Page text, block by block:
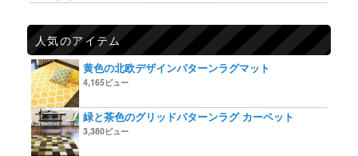
人気のアイテム
黄色の北欧デザインパターンラグマット
4,165ビュー
緑と茶色のグリッドパターンラグ カーペット
3,380ビュー